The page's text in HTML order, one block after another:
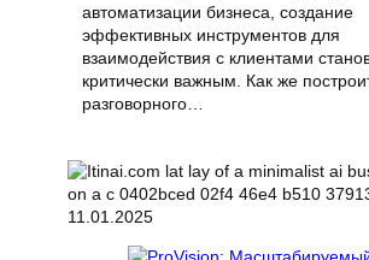
автоматизации бизнеса, создание
эффективных инструментов для
взаимодействия с клиентами
критически важным. Как же
разговорного…
11.01.2025